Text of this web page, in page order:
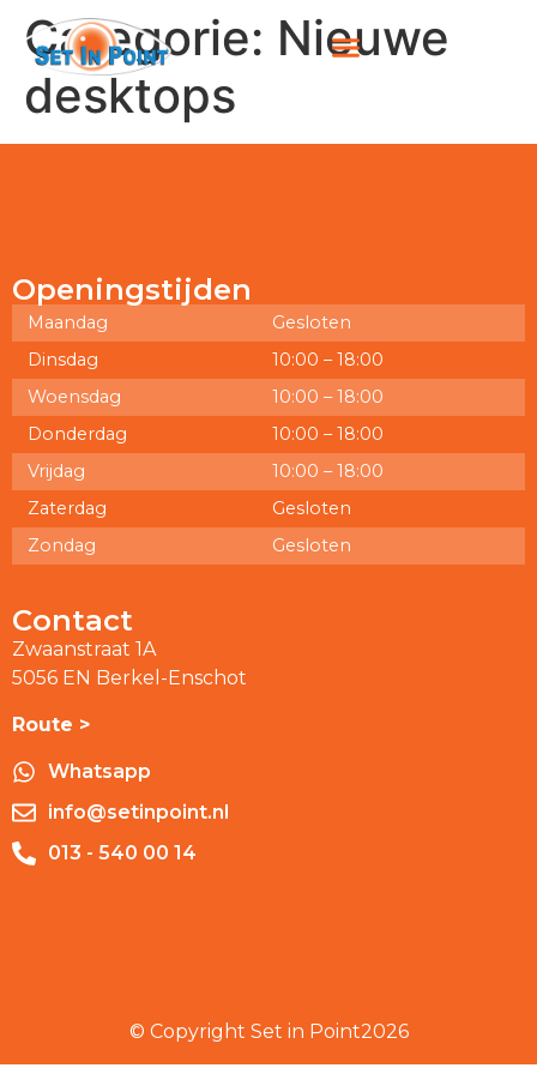
Categorie: Nieuwe
desktops
Openingstijden
Maandag
Gesloten
Dinsdag
10:00 – 18:00
Woensdag
10:00 – 18:00
Donderdag
10:00 – 18:00
Vrijdag
10:00 – 18:00
Zaterdag
Gesloten
Zondag
Gesloten
Contact
Zwaanstraat 1A
5056 EN Berkel-Enschot
Route >
Whatsapp
info@setinpoint.nl
013 - 540 00 14
© Copyright Set in Point2026